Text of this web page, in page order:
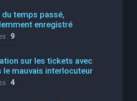
du temps passé,
enregistré
: 9
sur les tickets avec
le mauvais interlocuteur
: 4